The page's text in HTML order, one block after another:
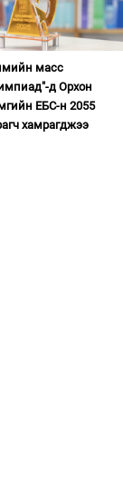
масс
д Орхон
ЕБС-н 2055
хамрагджээ